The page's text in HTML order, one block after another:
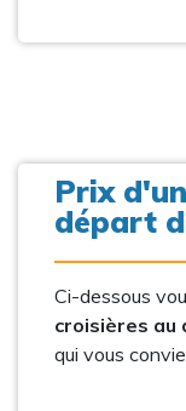
Prix
départ
Ci-dessous
croisières au
qui vous